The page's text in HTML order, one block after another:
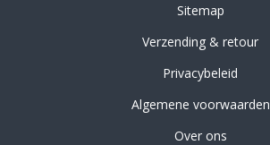
Sitemap
Verzending & retour
Privacybeleid
Algemene voorwaarden
Over ons